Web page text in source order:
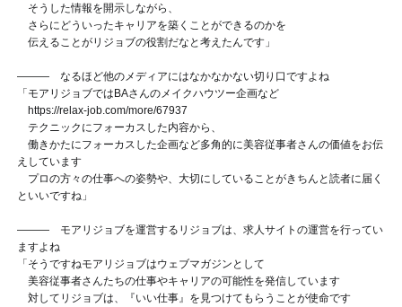
そうした情報を開示しながら、
さらにどういったキャリアを築くことができるのかを
伝えることがリジョブの役割だなと考えたんです」
——— なるほど他のメディアにはなかなかない切り口ですよね
「モアリジョブではBAさんのメイクハウツー企画など
https://relax-job.com/more/67937
テクニックにフォーカスした内容から、
働きかたにフォーカスした企画など多角的に美容従事者さんの価値をお伝
えしています
プロの方々の仕事への姿勢や、大切にしていることがきちんと読者に届く
といいですね」
——— モアリジョブを運営するリジョブは、求人サイトの運営を行ってい
ますよね
「そうですねモアリジョブはウェブマガジンとして
美容従事者さんたちの仕事やキャリアの可能性を発信しています
対してリジョブは、『いい仕事』を見つけてもらうことが使命です